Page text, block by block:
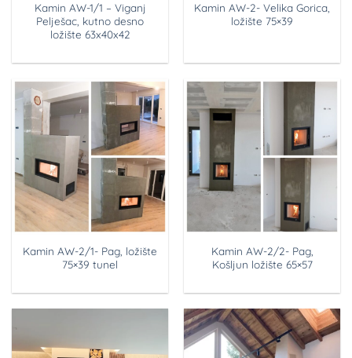
Kamin AW-1/1 – Viganj
Pelješac, kutno desno
ložište 63x40x42
Kamin AW-2- Velika Gorica,
ložište 75×39
Kamin AW-2/1- Pag, ložište
75×39 tunel
Kamin AW-2/2- Pag,
Košljun ložište 65×57